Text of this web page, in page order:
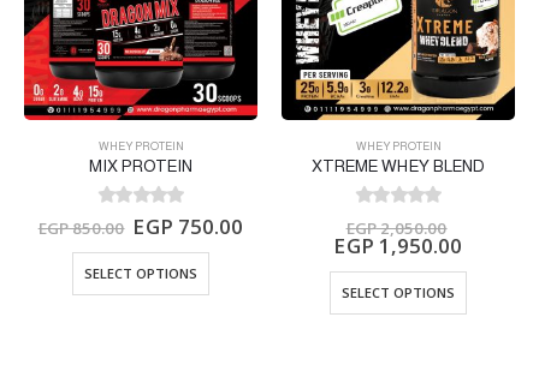
WHEY PROTEIN
MIX PROTEIN
0out of 5
EGP850.00 EGP 750.00
SELECT OPTIONS
WHEY PROTEIN
XTREME WHEY BLEND
0out of 5
EGP2,050.00
EGP 1,950.00
SELECT OPTIONS